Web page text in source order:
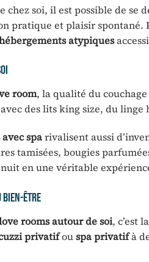
chez soi, il est possible de se
pratique et plaisir
atypiques
room, la qualité du
des lits king size, du
sparivalisent aussi
tamisées, bougies
en une véritable
bien-être
rooms autour de soi, c’est
privatifouspa privatifà